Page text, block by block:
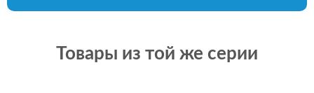
Товары из той же серии